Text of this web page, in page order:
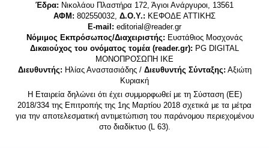
Έδρα: Νικολάου Πλαστήρα 172, Άγιοι Ανάργυροι, 13561
ΑΦΜ: 802550032, Δ.Ο.Υ.: ΚΕΦΟΔΕ ΑΤΤΙΚΗΣ
E-mail: editorial@reader.gr
Νόμιμος Εκπρόσωπος/Διαχειριστής: Ευστάθιος Μοσχονάς
Δικαιούχος του ονόματος τομέα (reader.gr): PG DIGITAL
MONΟΠΡΟΣΩΠΗ ΙΚΕ
Διευθυντής: Ηλίας Αναστασιάδης / Διευθυντής Σύνταξης: Αξιώτη
Κυριακή
Η Εταιρεία δηλώνει ότι έχει συμμορφωθεί με τη Σύσταση (ΕΕ)
2018/334 της Επιτροπής της 1ης Μαρτίου 2018 σχετικά με τα μέτρα
για την αποτελεσματική αντιμετώπιση του παράνομου περιεχομένου
στο διαδίκτυο (L 63).